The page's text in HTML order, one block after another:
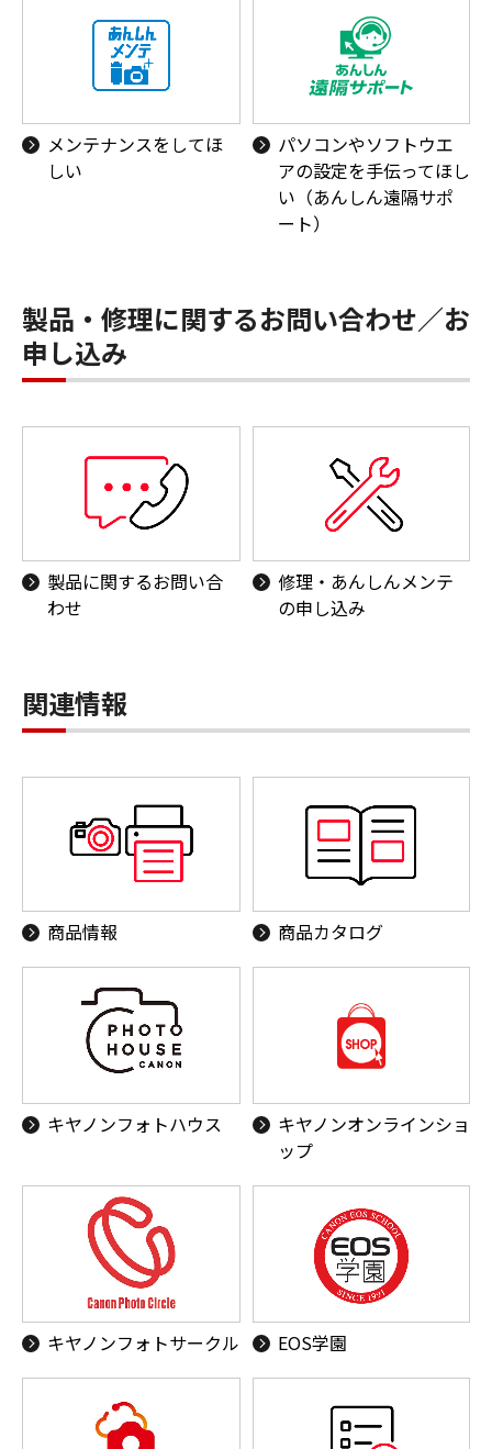
メンテナンスをしてほ
しい
パソコンやソフトウエ
アの設定を手伝ってほし
い（あんしん遠隔サポ
ート）
製品・修理に関するお問い合わせ／お
申し込み
製品に関するお問い合
わせ
修理・あんしんメンテ
の申し込み
関連情報
商品情報 商品カタログ
キヤノンフォトハウス
キヤノンオンラインショ
ップ
キヤノンフォトサークル EOS学園